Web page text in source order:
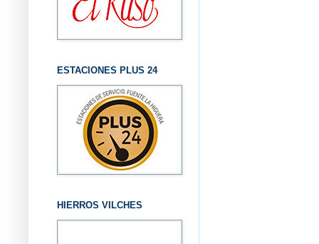
ESTACIONES PLUS 24
HIERROS VILCHES